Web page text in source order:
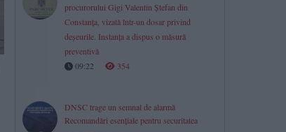
procurorului Gigi Valentin Ștefan din
Constanța, vizată într-un dosar privind
deșeurile. Instanța a dispus o măsură
preventivă
09:22
354
DNSC trage un semnal de alarmă
Recomandări esențiale pentru securitatea